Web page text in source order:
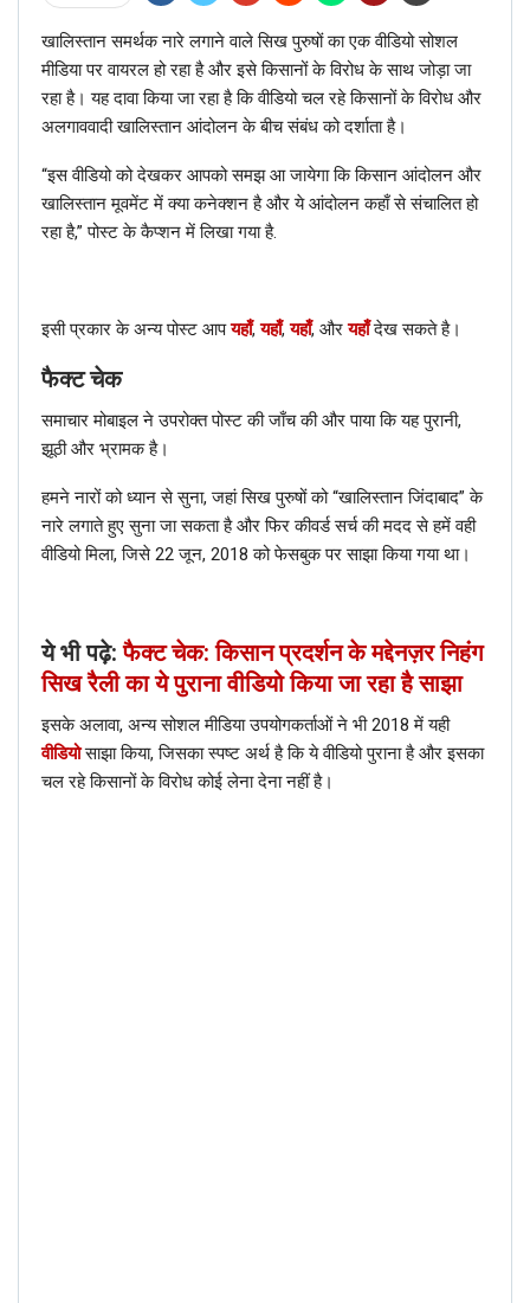
खालिस्तान समर्थक नारे लगाने वाले सिख पुरुषों का एक वीडियो सोशल
मीडिया पर वायरल हो रहा है और इसे किसानों के विरोध के साथ जोड़ा जा
रहा है। यह दावा किया जा रहा है कि वीडियो चल रहे किसानों के विरोध और
अलगाववादी खालिस्तान आंदोलन के बीच संबंध को दर्शाता है।
“इस वीडियो को देखकर आपको समझ आ जायेगा कि किसान आंदोलन और
खालिस्तान मूवमेंट में क्या कनेक्शन है और ये आंदोलन कहाँ से संचालित हो
रहा है,” पोस्ट के कैप्शन में लिखा गया है.
इसी प्रकार के अन्य पोस्ट आपयहाँ,यहाँ,यहाँ, औरयहाँदेख सकते है।
फैक्ट चेक
समाचार मोबाइल ने उपरोक्त पोस्ट की जाँच की और पाया कि यह पुरानी,
झूठी और भ्रामक है।
हमने नारों को ध्यान से सुना, जहां सिख पुरुषों को “खालिस्तान जिंदाबाद” के
नारे लगाते हुए सुना जा सकता है और फिर कीवर्ड सर्च की मदद से हमें वही
वीडियो मिला, जिसे 22 जून, 2018 को फेसबुक पर साझा किया गया था।
ये भी पढ़े:फैक्ट चेक: किसान प्रदर्शन के मद्देनज़र निहंग
सिख रैली का ये पुराना वीडियो किया जा रहा है साझा
इसके अलावा, अन्य सोशल मीडिया उपयोगकर्ताओं ने भी 2018 में यही
वीडियो साझा किया, जिसका स्पष्ट अर्थ है कि ये वीडियो पुराना है और इसका
चल रहे किसानों के विरोध कोई लेना देना नहीं है।